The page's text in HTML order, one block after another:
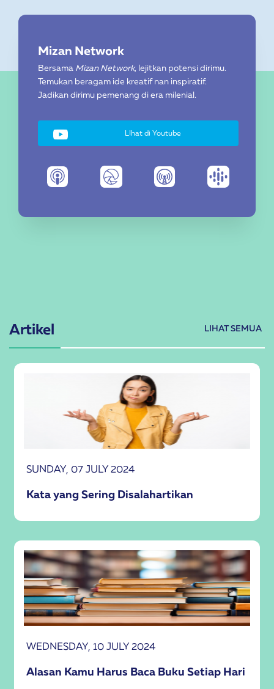
Mizan Network
Bersama Mizan Network, lejitkan potensi dirimu.
Temukan beragam ide kreatif nan inspiratif.
Jadikan dirimu pemenang di era milenial.
LIhat di Youtube
Artikel LIHAT SEMUA
SUNDAY, 07 JULY 2024
Kata yang Sering Disalahartikan
WEDNESDAY, 10 JULY 2024
Alasan Kamu Harus Baca Buku Setiap Hari